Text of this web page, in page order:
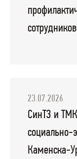
сотрудников
23.07.2026
СинТЗ и
социально-
Каменска-